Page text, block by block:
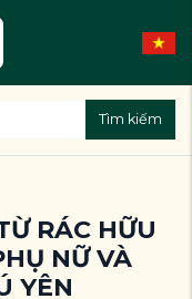
Tìm kiếm
RÁC HỮU
NỮ VÀ
YÊN